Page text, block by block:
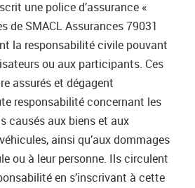
une police d’assurance «
de SMACL Assurances 79031
la responsabilité civile pouvant
ou aux participants. Ces
assurés et dégagent
responsabilité concernant les
causés aux biens et aux
ainsi qu’aux dommages
ou à leur personne. Ils circulent
en s’inscrivant à cette